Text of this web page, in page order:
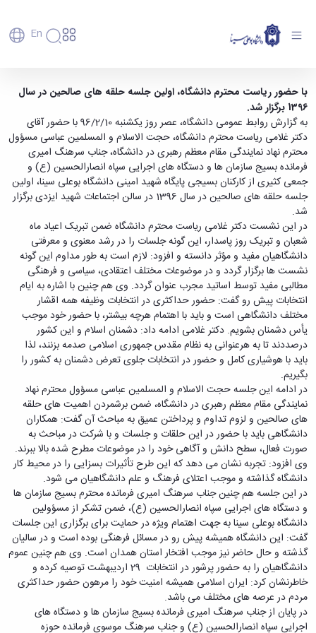
دانشگاه
تاریخچه
و
معرفی
برنامه
راهبردی
دانشگاه
نقشه
دانشگاه
ساختار
سازمانی
سازمان
دانشگاه
حوزه
ریاست
معاونت
توسعه
مدیریت
و
پشتیبانی
آموزشی
و
تحصیلات
تکمیلی
معاونت
دانشجویی
معاونت
پژوهش
و
فناوری
معاونت
فرهنگی
و
اجتماعی
نهاد
نمایندگی
آموزش
پذیرش
کارشناسی
تحصیلات
تکمیلی
پسا
دکترا
استعدادهای
درخشان
دانشجویان
غیرایرانی
مهمانی
و
انتقال
حمایت‌های
تحصیلی
تحصیل
در
دانشگاه
D8
رشته‌های
تحصیلی
کارشناسی
تحصیلات
تکمیلی
آموزش‌های
آزاد
برنامه‌های
آموزشی
آموزش
زبان
فارسی
به
غیرفارسی‌زبانان
آموزش‌های
کاربردی
و
الکترونیکی
پژوهش
فناوری و
کارآفرینی
دفتر
ارتباط
با
صنعت
پردیس
و
فناوری
مراکز
تحقیقات
و فناوری
پژوهشکده
شیمی
گیاهی
پژوهشکده
آب
آپا
دانشگاه
بوعلی
سینا
آزمایشگاه
های
تحقیقاتی
آزمایشگاه
مرکزی
آزمایشگاه
تنش
پسماند
آزمایشگاه
مقاومت
مصالح
آزمایشگاه
مواد
دانشکده‌ها
پردیس
اصلی
مهندسی
کشاورزی
شیمی
و
نفت
علوم
انسانی
هنر
و
معماری
دامپزشکی
علوم
پایه
علوم
و
اجتماعی
علوم
ورزشی
دانشکده
های
اقماری
فنی
و
مهندسی
کبودرآهنگ
فنی
و
منابع
طبیعی
تویسرکان
مدیریت
رفاهی
رفاهی
پرسنل
اداره
رفاه
کارکنان
دانشگاه
رفاهی
دانشجویان
مدیریت
امور
دانشجویان
مرکز
مشاوره
و
سبک
مرکز
بهداشت
و
درمان
خوابگاه‌های
دانشجویی
سلف
سرویس
ورزش و
سرگرمی
اداره
تربیت
بدنی
و
فوق
برنامه
استخر
اعضای
هیأت
علمی
کارکنان
دانشجویان
فارغ
التحصیلان
فوق
برنامه
فعالیت‌های
دانشجویی
انجمن‌های
علمی
دانشجویی
تشکل‌های
اسلامی
دانشجویان
دانشجویی
کانون‌های
فرهنگی
فعالیت‌های
داوطلبانه
سمن‌های
مرتبط
بنیاد
خیرین
حامی
دانشگاه
بوعلی
سینا
مؤسسه
حمایت
های
مردمی
پایگاه
خبری
بسنا
پیشخوان
احراز
هویت
ارتباط
با ما
روابط
بین
الملل
(قدم
الآن)
Apply
Now
اولین جلسه حلقه های صالحین در سال 1396 برگزار
شد - دانشگاه بوعلی سینا همدان
با حضور ریاست محترم دانشگاه، اولین جلسه حلقه های صالحین در سال
1396 برگزار شد.
به گزارش روابط عمومی دانشگاه، عصر روز یکشنبه 96/2/10 با حضور آقای
دکتر غلامی ریاست محترم دانشگاه، حجت الاسلام و المسلمین عباسی مسؤول
محترم نهاد نمایندگی مقام معظم رهبری در دانشگاه، جناب سرهنگ امیری
فرمانده بسیج سازمان ها و دستگاه های اجرایی سپاه انصارالحسین (ع) و
جمعی کثیری از کارکنان بسیجی پایگاه شهید امینی دانشگاه بوعلی سینا، اولین
جلسه حلقه های صالحین در سال 1396 در سالن اجتماعات شهید ایزدی برگزار
شد.
در این نشست دکتر غلامی ریاست محترم دانشگاه ضمن تبریک اعیاد ماه
شعبان و تبریک روز پاسدار، این گونه جلسات را در رشد معنوی و معرفتی
دانشگاهیان مفید و مؤثر دانسته و افزود: لازم است به طور مداوم این گونه
نشست ها برگزار گردد و در موضوعات مختلف اعتقادی، سیاسی و فرهنگی
مطالبی مفید توسط اساتید مجرب عنوان گردد. وی هم چنین با اشاره به ایام
انتخابات پیش رو گفت: حضور حداکثری در انتخابات وظیفه همه اقشار
مختلف دانشگاهی است و باید با اهتمام هرچه بیشتر، با حضور خود موجب
یأس دشمنان بشویم. دکتر غلامی ادامه داد: دشمنان اسلام و این کشور
درصددند تا به هرعنوانی به نظام مقدس جمهوری اسلامی صدمه بزنند، لذا
باید با هوشیاری کامل و حضور در انتخابات جلوی تعرض دشمنان به کشور را
بگیریم.
در ادامه این جلسه حجت الاسلام و المسلمین عباسی مسؤول محترم نهاد
نمایندگی مقام معظم رهبری در دانشگاه، ضمن برشمردن اهمیت های حلقه
های صالحین و لزوم تداوم و پرداختن عمیق به مباحث آن گفت: همکاران
دانشگاهی باید با حضور در این حلقات و جلسات و با شرکت در مباحث به
صورت فعال، سطح دانش و آگاهی خود را در موضوعات مطرح شده بالا ببرند.
وی افزود: تجربه نشان می دهد که این طرح تأثیرات بسزایی را در محیط کار
دانشگاه گذاشته و موجب اعتلای فرهنگ و علم دانشگاهیان می شود.
در این جلسه هم چنین جناب سرهنگ امیری فرمانده محترم بسیج سازمان ها
و دستگاه های اجرایی سپاه انصارالحسین (ع)، ضمن تشکر از مسؤولین
دانشگاه بوعلی سینا به جهت اهتمام ویژه در حمایت برای برگزاری این جلسات
گفت: این دانشگاه همیشه پیش رو در مسائل فرهنگی بوده است و در سالیان
گذشته و حال حاضر نیز موجب افتخار استان همدان است. وی هم چنین عموم
دانشگاهیان را به حضور پرشور در انتخابات 29 اردیبهشت توصیه کرده و
خاطرنشان کرد: ایران اسلامی همیشه امنیت خود را مرهون حضور حداکثری
مردم در عرصه های مختلف می باشد.
در پایان از جناب سرهنگ امیری فرمانده بسیج سازمان ها و دستگاه های
اجرایی سپاه انصارالحسین (ع) و جناب سرهنگ موسوی فرمانده حوزه